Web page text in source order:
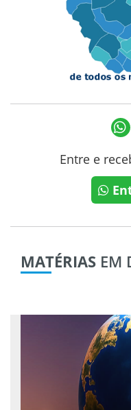
Entre e
MATÉRIAS EM